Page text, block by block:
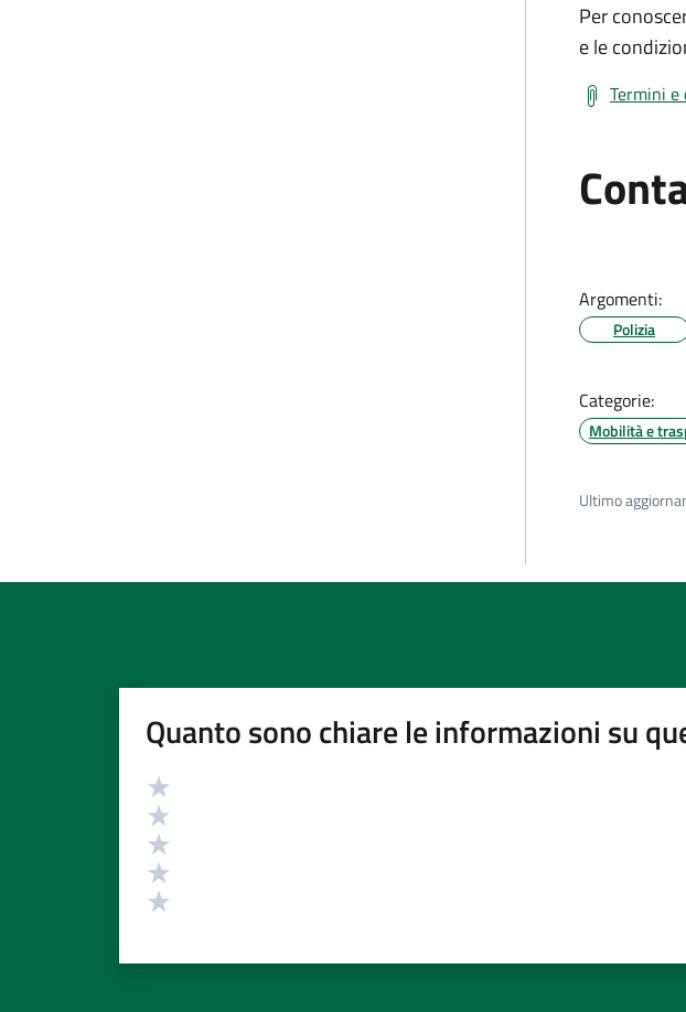
Per
e le
Termini e
Argomenti:
Polizia
Categorie:
Mobilità e
Ultimo
Quanto sono chiare le informazioni su
Valutazione